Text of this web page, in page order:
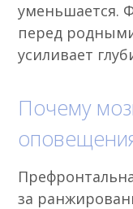
уменьшается.
перед
усиливает
Почему
за